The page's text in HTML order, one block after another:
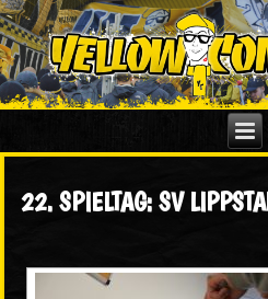
22. SPIELTAG: SV